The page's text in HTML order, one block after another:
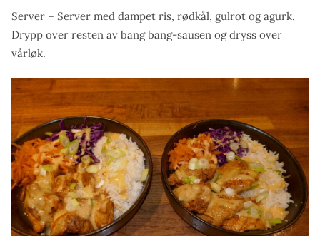
Server – Server med dampet ris, rødkål, gulrot og agurk.
Drypp over resten av bang bang-sausen og dryss over
vårløk.